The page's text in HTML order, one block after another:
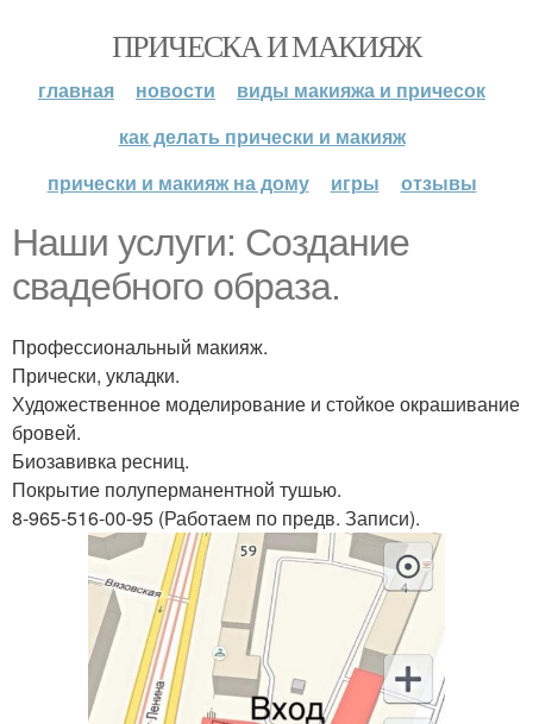
ПРИЧЕСКА И МАКИЯЖ
главная новости
виды макияжа и причесок
как делать прически и макияж
прически и макияж на дому
игры отзывы
Наши услуги: Создание
свадебного образа.
Профессиональный макияж.
Прически, укладки.
Художественное моделирование и стойкое окрашивание
бровей.
Биозавивка ресниц.
Покрытие полуперманентной тушью.
8-965-516-00-95 (Работаем по предв. Записи).